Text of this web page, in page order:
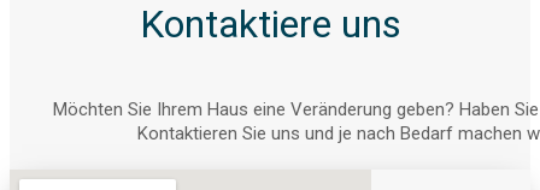
Kontaktiere uns
Möchten Sie Ihrem Haus eine Veränderung geben? Haben
Kontaktieren Sie uns und je nach Bedarf machen